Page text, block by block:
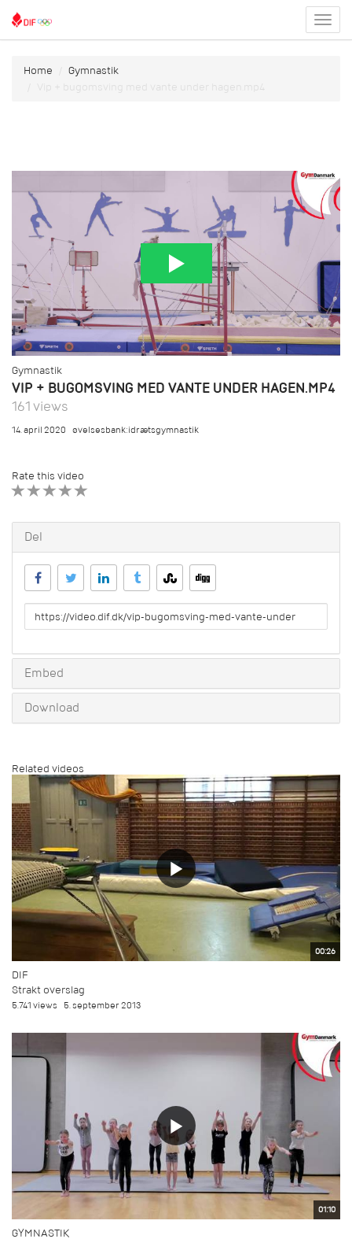
menu
Home
Gymnastik
Vip + bugomsving med vante under hagen.mp4
Gymnastik
VIP + BUGOMSVING MED VANTE UNDER HAGEN.MP4
161 views
14. april 2020 øvelsesbank:idrætsgymnastik
Rate this video
Del
URL
to
Embed
Download
Related videos
00:26
DIF
Strakt overslag
5.741 views 5. september 2013
01:10
GYMNASTIK